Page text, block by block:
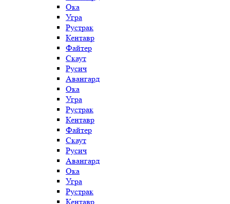
Ока
Угра
Рустрак
Кентавр
Файтер
Скаут
Русич
Авангард
Ока
Угра
Рустрак
Кентавр
Файтер
Скаут
Русич
Авангард
Ока
Угра
Рустрак
Кентавр